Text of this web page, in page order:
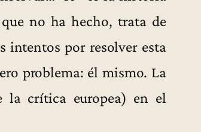
no ha hecho, trata de
intentos por resolver esta
problema: él mismo. La
la crítica europea) en el